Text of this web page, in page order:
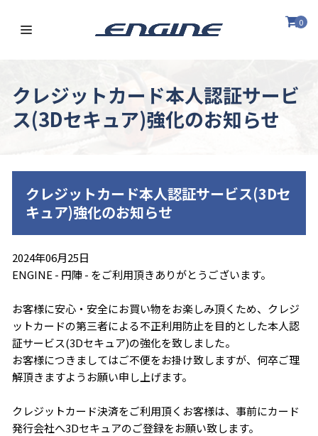
0
クレジットカード本人認証サービ
ス(3Dセキュア)強化のお知らせ
クレジットカード本人認証サービス(3Dセ
キュア)強化のお知らせ
2024年06月25日
ENGINE - 円陣 - をご利用頂きありがとうございます。
お客様に安心・安全にお買い物をお楽しみ頂くため、クレジ
ットカードの第三者による不正利用防止を目的とした本人認
証サービス(3Dセキュア)の強化を致しました。
お客様につきましてはご不便をお掛け致しますが、何卒ご理
解頂きますようお願い申し上げます。
クレジットカード決済をご利用頂くお客様は、事前にカード
発行会社へ3Dセキュアのご登録をお願い致します。